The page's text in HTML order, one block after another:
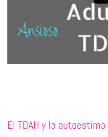
El TDAH y la autoestima